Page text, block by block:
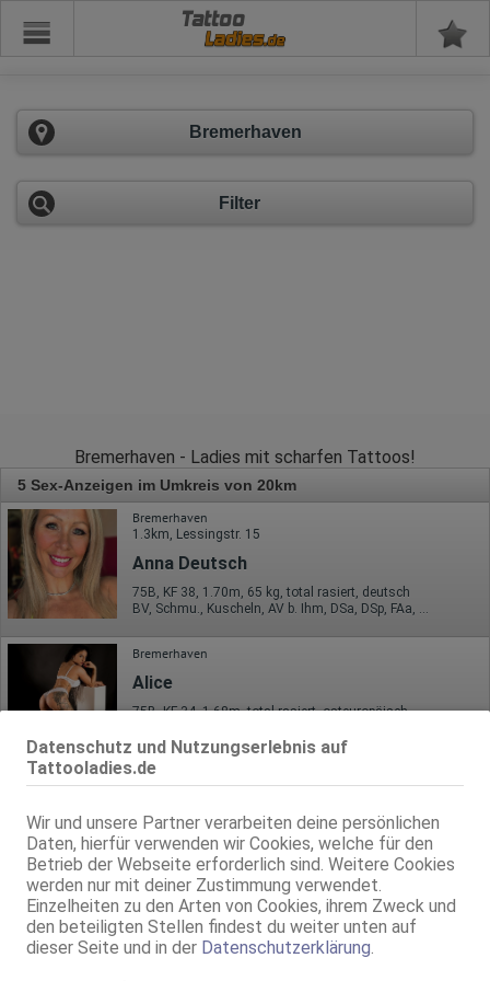
Datenschutz und Nutzungserlebnis auf
Tattooladies.de
Wir und unsere Partner verarbeiten deine persönlichen
Daten, hierfür verwenden wir Cookies, welche für den
Betrieb der Webseite erforderlich sind. Weitere Cookies
werden nur mit deiner Zustimmung verwendet.
Einzelheiten zu den Arten von Cookies, ihrem Zweck und
den beteiligten Stellen findest du weiter unten auf
dieser Seite und in der Datenschutzerklärung
Tattoo
Bremerhaven
Filter
Bremerhaven - Ladies mit scharfen Tattoos!
5 Sex-Anzeigen im Umkreis von 20km
Bremerhaven
1.3km, Lessingstr. 15
Anna Deutsch
75B, KF 38, 1.70m, 65 kg, total rasiert, deutsch
BV, Schmu., Kuscheln, AV b. Ihm, DSa, DSp, FAa, Mast.
Bremerhaven
Alice
75B, KF 34, 1.68m, total rasiert, osteuropäisch
Bremerhaven
2.1km, Grashoffstr. 23a
Irina bei X-Ladies
X-Ladies
29 Jahre, 80C, KF 36, 1.70m, 59 kg, total rasiert, osteuropäisch
Bremerhaven
2.2km, Schillerstr. 54